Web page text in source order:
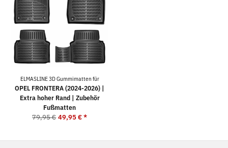
ELMASLINE 3D Gummimatten für
OPEL FRONTERA (2024-2026) |
Extra hoher Rand | Zubehör
Fußmatten
79,95 € 49,95 €*